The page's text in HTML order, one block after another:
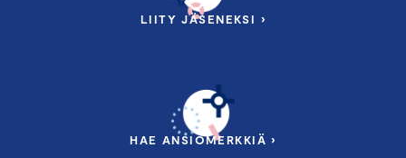
LIITY JÄSENEKSI ›
HAE ANSIOMERKKIÄ ›